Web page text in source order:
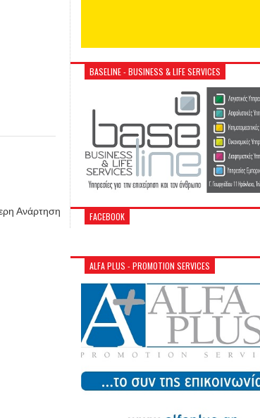
Ανάρτηση
BASELINE - BUSINESS & LIFE SERVICES
FACEBOOK
ALFA PLUS - PROMOTION SERVICES